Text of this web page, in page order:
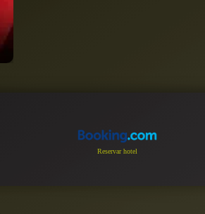
Reservar hotel